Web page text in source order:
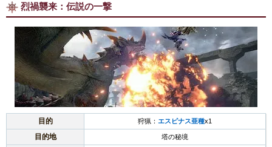
烈禍襲来：伝説の一撃
目的 狩猟： エスピナス亜種x1
目的地 塔の秘境